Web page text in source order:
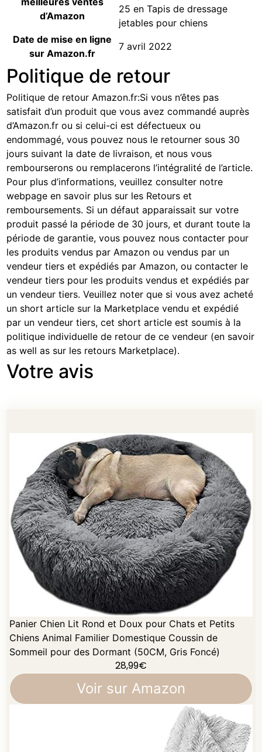
d’Amazon
25 enTapis de dressage
jetables pour chiens
Date de mise en ligne
sur Amazon.fr
7 avril 2022
Politique de retour
Politique de retour Amazon.fr:Si vous n’êtes pas
satisfait d’un produit que vous avez commandé auprès
d’Amazon.fr ou si celui-ci est défectueux ou
endommagé, vous pouvez nous le retourner sous 30
jours suivant la date de livraison, et nous vous
rembourserons ou remplacerons l’intégralité de l’article.
Pour plus d’informations, veuillez consulter notre
webpageen savoir plus sur les Retours et
remboursements. Si un défaut apparaissait sur votre
produit passé la période de 30 jours, et durant toute la
période de garantie, vous pouvez nous contacter pour
les produits vendus par Amazon ou vendus par un
vendeur tiers et expédiés par Amazon, ou contacter le
vendeur tiers pour les produits vendus et expédiés par
un vendeur tiers. Veuillez noter que si vous avez acheté
un short article sur la Marketplace vendu et expédié
par un vendeur tiers, cet short article est soumis à la
politique individuelle de retour de ce vendeur (en savoir
as well as sur les retours Marketplace).
Votre avis
Panier Chien Lit Rond et Doux pour Chats et Petits
Chiens Animal Familier Domestique Coussin de
Sommeil pour des Dormant (50CM, Gris Foncé)
28,99€
Voir sur Amazon